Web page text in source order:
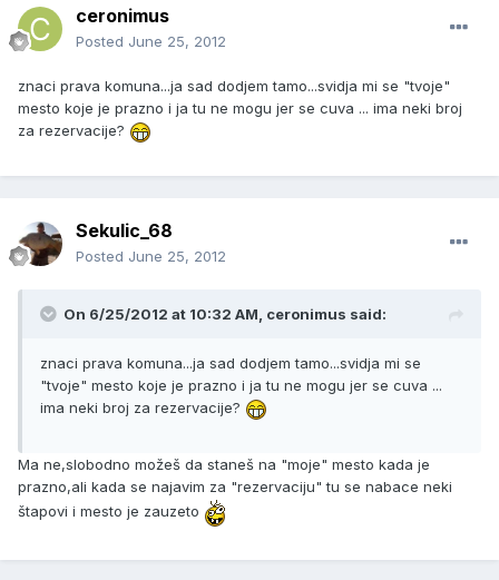
ceronimus
Posted June 25, 2012
znaci prava komuna...ja sad dodjem tamo...svidja mi se "tvoje"
mesto koje je prazno i ja tu ne mogu jer se cuva ... ima neki broj
za rezervacije?
Sekulic_68
Posted June 25, 2012
On 6/25/2012 at 10:32 AM, ceronimus said:
znaci prava komuna...ja sad dodjem tamo...svidja mi se
"tvoje" mesto koje je prazno i ja tu ne mogu jer se cuva ...
ima neki broj za rezervacije?
Ma ne,slobodno možeš da staneš na "moje" mesto kada je
prazno,ali kada se najavim za "rezervaciju" tu se nabace neki
štapovi i mesto je zauzeto